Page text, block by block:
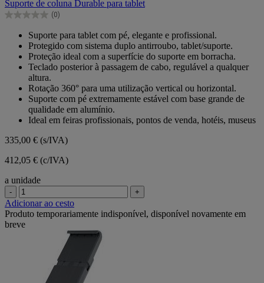
5
estrelas.
Suporte de coluna Durable para tablet
(0)
0.0
estrelas.
Suporte para tablet com pé, elegante e profissional.
Protegido com sistema duplo antirroubo, tablet/suporte.
Proteção ideal com a superfície do suporte em borracha.
Teclado posterior à passagem de cabo, regulável a qualquer
altura.
Rotação 360° para uma utilização vertical ou horizontal.
Suporte com pé extremamente estável com base grande de
qualidade em alumínio.
Ideal em feiras profissionais, pontos de venda, hotéis, museus
335,00 € (s/IVA)
412,05 € (c/IVA)
a unidade
- +
Adicionar ao cesto
Produto temporariamente indisponível, disponível novamente em
breve